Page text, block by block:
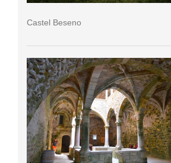
Castel Beseno